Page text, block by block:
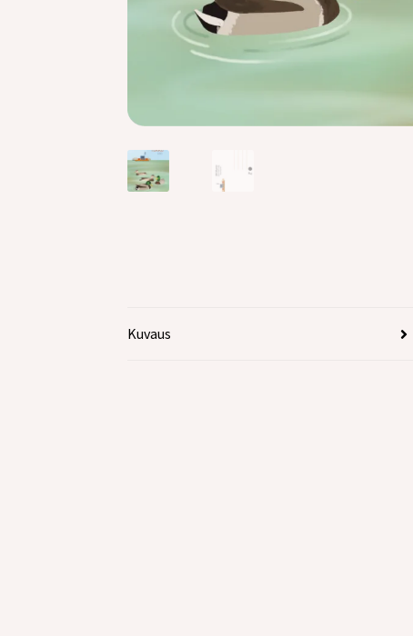
Kuvaus